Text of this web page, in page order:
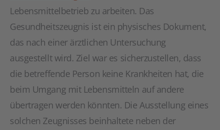
Lebensmittelbetrieb zu arbeiten. Das
Gesundheitszeugnis ist ein physisches Dokument,
das nach einer ärztlichen Untersuchung
ausgestellt wird. Ziel war es sicherzustellen, dass
die betreffende Person keine Krankheiten hat, die
beim Umgang mit Lebensmitteln auf andere
übertragen werden könnten. Die Ausstellung eines
solchen Zeugnisses beinhaltete neben der